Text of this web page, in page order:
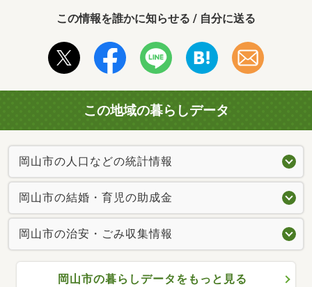
この情報を誰かに知らせる / 自分に送る
この地域の暮らしデータ
岡山市の人口などの統計情報
岡山市の結婚・育児の助成金
岡山市の治安・ごみ収集情報
岡山市の暮らしデータをもっと見る